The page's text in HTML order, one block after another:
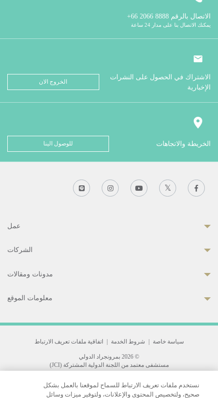
الاتصال بالرقم
يمكنك الاتصال بنا على مدار 24 ساعة
الاشتراك في الحصول على النشرات
الإخبارية
الخروج الان
الخريطة والاتجاهات للوصول الينا
عمل
الشركات
مدونات ومقالات
معلومات الموقع
سياسة خاصة شروط الخدمة اتفاقية ملفات تعريف الارتباط
© 2026 بمرونجراد الدولي
مستشفى معتمد من اللجنة الدولية المشتركة (JCI)
33 Sukhumvit 3, Wattana, Bangkok 10110 Thailand.
All rights reserved.
نستخدم ملفات تعريف الارتباط للسماح لموقعنا بالعمل بشكل
صحيح، ولتخصيص المحتوى والإعلانات، ولتوفير ميزات وسائل